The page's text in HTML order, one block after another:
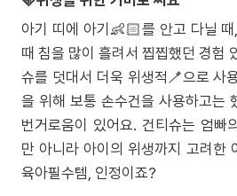
아기 띠에 아기👶🏻를 안고 다닐
때 침을 많이 흘려서 찝찝했던 경험
슈를 덧대서 더욱 위생적🪥으로 사
을 위해 보통 손수건을 사용하고는
번거로움이 있어요. 건티슈는 엄빠
만 아니라 아이의 위생까지 고려한
육아필수템, 인정이죠?